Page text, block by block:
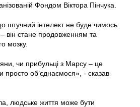
Фондом Віктора Пінчука.
штучний інтелект не буде чимось
він стане продовженням та
мозку.
чи прибульці з Марсу – це
об’єднаємося», - сказав
людське життя може бути